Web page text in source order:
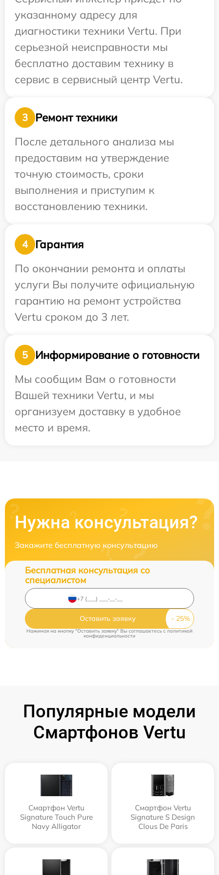
указанному адресу для
диагностики техники Vertu. При
серьезной неисправности мы
бесплатно доставим технику в
сервис в сервисный центр Vertu.
3
Ремонт техники
После детального анализа мы
предоставим на утверждение
точную стоимость, сроки
выполнения и приступим к
восстановлению техники.
4
Гарантия
По окончании ремонта и оплаты
услуги Вы получите официальную
гарантию на ремонт устройства
Vertu сроком до 3 лет.
5
Информирование о готовности
Мы сообщим Вам о готовности
Вашей техники Vertu, и мы
организуем доставку в удобное
место и время.
Нужна консультация?
Закажите бесплатную консультацию
Бесплатная консультация со
специалистом
Оставить заявку
Нажимая на кнопку "Оставить заявку" Вы соглашаетесь cполитикой
конфиденциальности
Популярные модели
Смартфонов Vertu
Смартфон Vertu
Signature Touch Pure
Navy Alligator
Смартфон Vertu
Signature S Design
Clous De Paris